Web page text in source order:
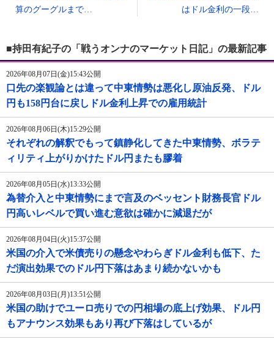
算のグーグルまで…
はドル金利の一段…
■持田有紀子の「戦うオンナのマーケット日記」の最新記事
2026年08月07日(金)15:43公開
口先の楽観論とは違って中東情勢は悪化し原油反発、ドル
円も158円台に戻しドル金利上昇での雇用統計
2026年08月06日(木)15:29公開
それぞれの解釈でもって鎮静化してきた中東情勢、ボラテ
ィリティ上がりかけたドル円またも膠着
2026年08月05日(水)13:33公開
為替介入と中東情勢にまで言及のベッセント財務長官ドル
円高いレベルで買い進む意欲は確かに減退だが
2026年08月04日(火)15:37公開
米国の介入で米債売りの懸念やわらぎドル金利も低下、た
だ演出効果でのドル円下落はあまり続かないかも
2026年08月03日(月)13:51公開
米国の助けでユーロ売りでの円相場の底上げ効果、ドル円
もアナウンス効果もあり再び下落はしているが